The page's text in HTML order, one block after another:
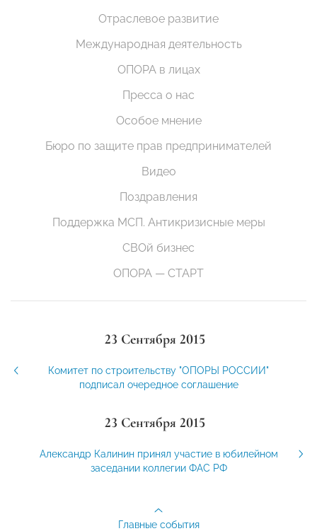
Отраслевое развитие
Международная деятельность
ОПОРА в лицах
Пресса о нас
Особое мнение
Бюро по защите прав предпринимателей
Видео
Поздравления
Поддержка МСП. Антикризисные меры
СВОй бизнес
ОПОРА — СТАРТ
23 Сентября 2015
Комитет по строительству "ОПОРЫ РОССИИ"
подписал очередное соглашение
23 Сентября 2015
Александр Калинин принял участие в юбилейном
заседании коллегии ФАС РФ
Главные события